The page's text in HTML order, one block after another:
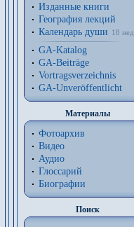
Изданные книги
География лекций
Календарь души
18 нед.
GA-Katalog
GA-Beiträge
Vortragsverzeichnis
GA-Unveröffentlicht
Материалы
Фотоархив
Видео
Аудио
Глоссарий
Биографии
Поиск